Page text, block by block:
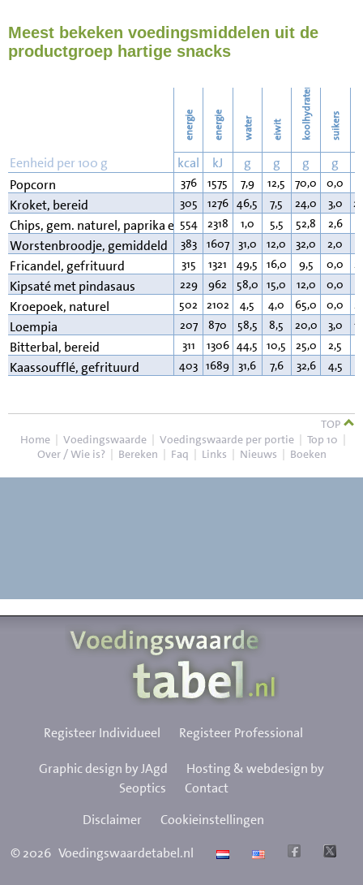
Strijken 74
86
Meest bekeken voedingsmiddelen uit de
productgroep hartige snacks
energie energie water eiwit koolhydraten suikers
Eenheid per 100 g kcal kJ g g g g
Popcorn
376 1575 7,9 12,5 70,0 0,0
Kroket, bereid 305 1276 46,5 7,5 24,0 3,0
Chips, gem. naturel, paprika e.d.554 2318 1,0 5,5 52,8 2,6
Worstenbroodje, gemiddeld 383 1607 31,0 12,0 32,0 2,0
Fricandel, gefrituurd 315 1321 49,5 16,0 9,5 0,0
Kipsaté met pindasaus 229 962 58,0 15,0 12,0 0,0
Kroepoek, naturel 502 2102 4,5 4,0 65,0 0,0
Loempia 207 870 58,5 8,5 20,0 3,0
Bitterbal, bereid 311 1306 44,5 10,5 25,0 2,5
Kaassoufflé, gefrituurd 403 1689 31,6 7,6 32,6 4,5
TOP
Home | Voedingswaarde | Voedingswaarde per portie | Top 10 |
Over / Wie is? | Bereken | Faq | Links | Nieuws | Boeken
Registeer Individueel Registeer Professional
Graphic design by JAgd
Hosting & webdesign by
Seoptics
Contact
Disclaimer
Cookieinstellingen
©2026 Voedingswaardetabel.nl